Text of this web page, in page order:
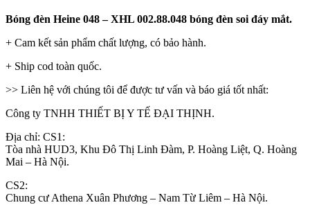
Bóng đèn Heine 048 – XHL 002.88.048 bóng đèn soi đáy mắt.
+ Cam kết sản phẩm chất lượng, có bảo hành.
+ Ship cod toàn quốc.
>> Liên hệ với chúng tôi để được tư vấn và báo giá tốt nhất:
Công ty TNHH THIẾT BỊ Y TẾ ĐẠI THỊNH.
Địa chỉ: CS1:
Tòa nhà HUD3, Khu Đô Thị Linh Đàm, P. Hoàng Liệt, Q. Hoàng
Mai – Hà Nội.
CS2:
Chung cư Athena Xuân Phương – Nam Từ Liêm – Hà Nội.